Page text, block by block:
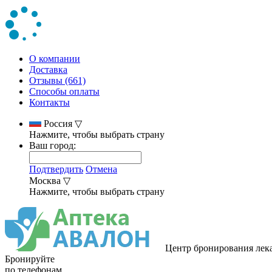
О компании
Доставка
Отзывы (661)
Способы оплаты
Контакты
Россия ▽
Нажмите, чтобы выбрать страну
Ваш город:
Подтвердить Отмена
Москва ▽
Нажмите, чтобы выбрать страну
Центр бронирования
Бронируйте
по телефонам